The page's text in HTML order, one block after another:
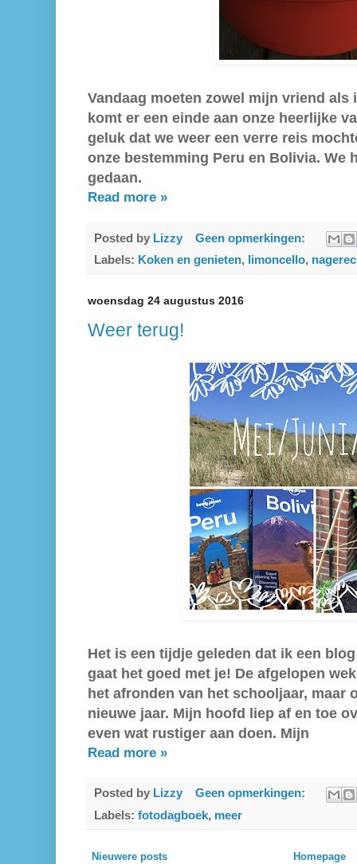
Vandaag moeten zowel mijn vriend als
komt er een einde aan onze heerlijke
geluk dat we weer een verre reis
onze bestemming Peru en Bolivia. We
gedaan.
Read more »
Posted by Lizzy
Geen opmerkingen:
Labels: Koken en genieten, limoncello,
woensdag 24 augustus 2016
Weer terug!
Het is een tijdje geleden dat ik een
gaat het goed met je! De afgelopen
het afronden van het schooljaar, maar
nieuwe jaar. Mijn hoofd liep af en toe
even wat rustiger aan doen. Mijn
Read more »
Posted by Lizzy
Geen opmerkingen:
Labels: fotodagboek, meer
Nieuwere posts Homepage